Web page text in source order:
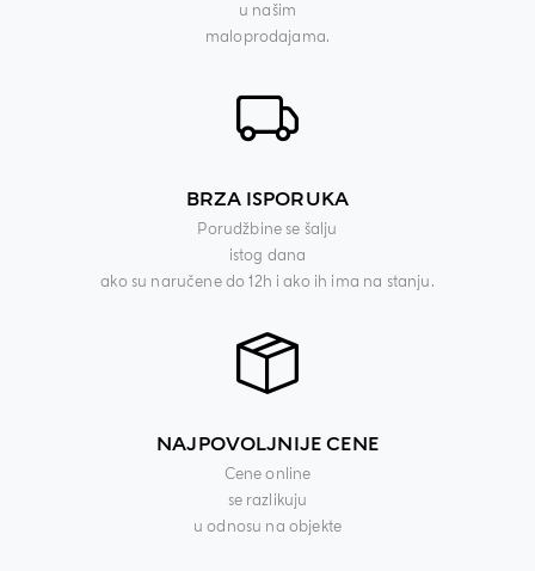
u našim
maloprodajama.
BRZA ISPORUKA
Porudžbine se šalju
istog dana
ako su naručene do 12h i ako ih ima na stanju.
NAJPOVOLJNIJE CENE
Cene online
se razlikuju
u odnosu na objekte